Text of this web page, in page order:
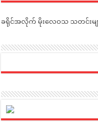
ခရိုင်အလိုက် မိုးလေဝသ သတင်းမျ